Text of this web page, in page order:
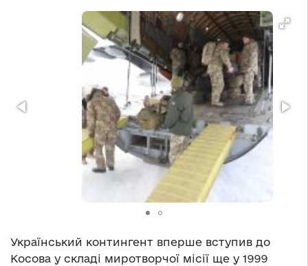
Український контингент вперше вступив до
Косова у складі миротворчої місії ще у 1999